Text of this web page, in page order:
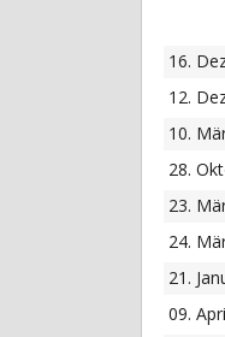
16.
12.
10.
28.
23.
24.
21.
09.